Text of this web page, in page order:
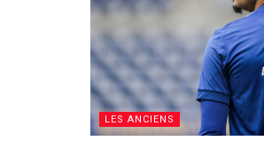
LES ANCIENS